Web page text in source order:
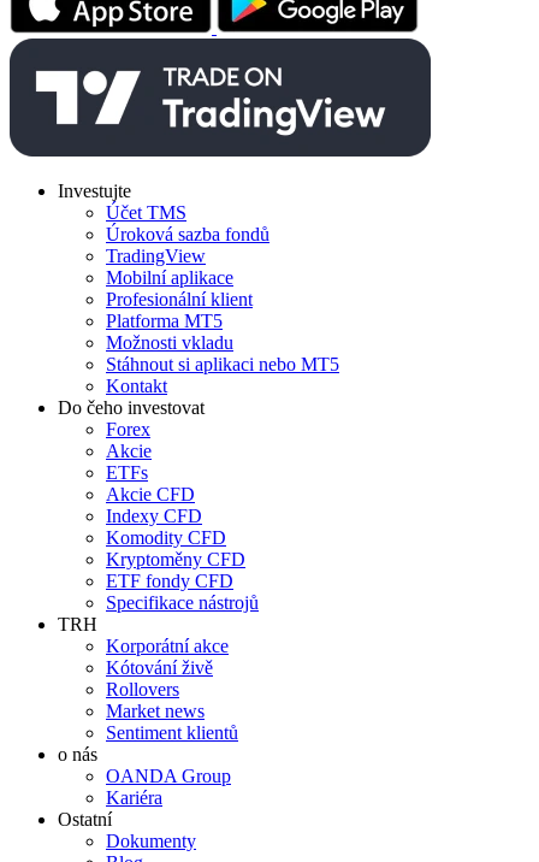
Investujte
Účet TMS
Úroková sazba fondů
TradingView
Mobilní aplikace
Profesionální klient
Platforma MT5
Možnosti vkladu
Stáhnout si aplikaci nebo MT5
Kontakt
Do čeho investovat
Forex
Akcie
ETFs
Akcie CFD
Indexy CFD
Komodity CFD
Kryptoměny CFD
ETF fondy CFD
Specifikace nástrojů
TRH
Korporátní akce
Kótování živě
Rollovers
Market news
Sentiment klientů
o nás
OANDA Group
Kariéra
Ostatní
Dokumenty